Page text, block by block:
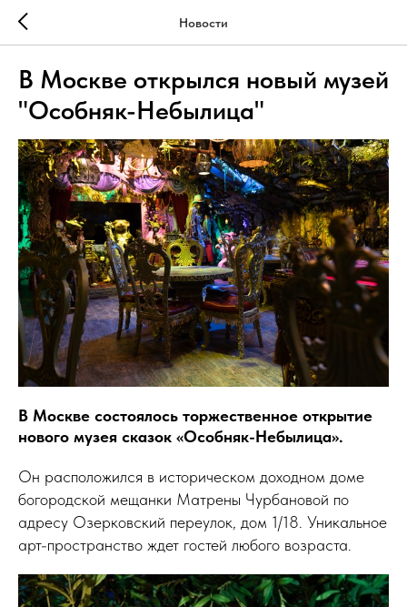
Новости
В Москве открылся новый музей
"Особняк-Небылица"
В Москве состоялось торжественное открытие
нового музея сказок «Особняк-Небылица».
Он расположился в историческом доходном доме
богородской мещанки Матрены Чурбановой по
адресу Озерковский переулок, дом 1/18. Уникальное
арт-пространство ждет гостей любого возраста.